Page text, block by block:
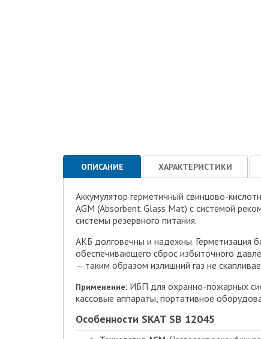
ОПИСАНИЕ ХАРАКТЕРИСТИКИ
Аккумулятор герметичный свинцово-
AGM (Absorbent Glass Mat) с системой
системы резервного питания.
АКБ долговечны и надежны. Герметизация
обеспечивающего сброс избыточного
— таким образом излишний газ не
Применение: ИБП для охранно-пожарных
кассовые аппараты, портативное
Особенности SKAT SB 12045